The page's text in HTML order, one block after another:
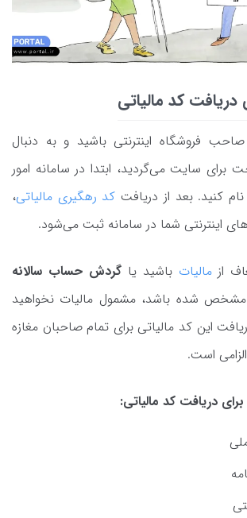
دریافت کد مالیاتی
فروشگاه اینترنتی باشید و به دنبال
برای سایت می‌گردید، ابتدا در سامانه امور
کنید. بعد از دریافت کد رهگیری مالیاتی،
اینترنتی شما در سامانه ثبت می‌شود.
ازمالیات باشید یاگردش حساب سالانه
مشخص شده باشد، مشمول مالیات نخواهید
این کد مالیاتی برای تمام صاحبان مغازه
است.
دریافت کد مالیاتی: